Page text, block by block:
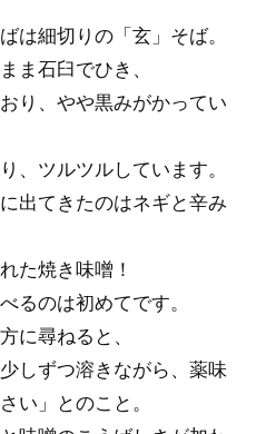
は細切りの「玄」そば。
ま石臼でひき、
り、やや黒みがかってい
、ツルツルしています。
出てきたのはネギと辛み
た焼き味噌！
るのは初めてです。
に尋ねると、
しずつ溶きながら、薬味
い」とのこと。